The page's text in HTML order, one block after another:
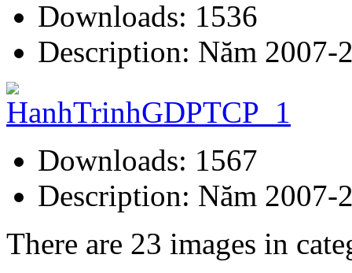
Downloads: 1536
Description: Năm 2007-
Downloads: 1567
Description: Năm 2007-
There are 23 images in